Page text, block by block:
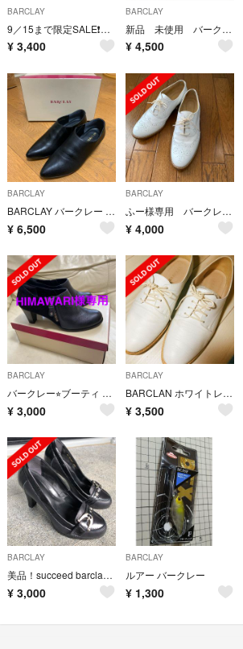
BARCLAY
9／15まで限定SALE❗️美品✨【BARCLAY】パンプス✨
¥ 3,400
BARCLAY
新品 未使用 バークレー サンダル 23.5 本革 ベージュ パンプス
¥ 4,500
BARCLAY
BARCLAY バークレー 神戸婦人靴 23cm ブラック ショートブーツ 黒
¥ 6,500
BARCLAY
ふー様専用 バークレー BARCLAY オックスフォードシューズ ホワイト
¥ 4,000
BARCLAY
バークレー⭐︎ブーティ 23.5㎝
¥ 3,000
BARCLAY
BARCLAN ホワイトレースアップシューズ
¥ 3,500
BARCLAY
美品！succeed barclay 天然皮革パンプス 23cm
¥ 3,000
BARCLAY
ルアー バークレー
¥ 1,300